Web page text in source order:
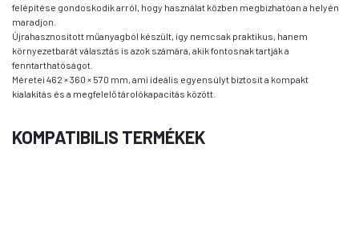
felépítése gondoskodik arról, hogy használat közben megbízhatóan a helyén
maradjon.
Újrahasznosított műanyagból készült, így nemcsak praktikus, hanem
környezetbarát választás is azok számára, akik fontosnak tartják a
fenntarthatóságot.
Méretei 462 × 360 × 570 mm, ami ideális egyensúlyt biztosít a kompakt
kialakítás és a megfelelő tárolókapacitás között.
KOMPATIBILIS TERMÉKEK